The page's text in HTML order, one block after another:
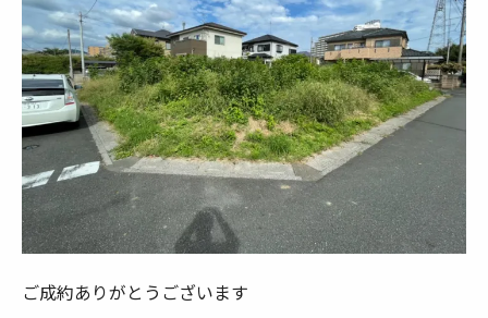
ご成約ありがとうございます